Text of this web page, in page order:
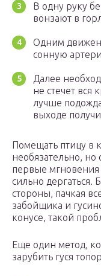
В одну руку
вонзают в
Одним
сонную
Далее
не стечет вся
лучше
выходе
Помещать птицу в
необязательно, но
первые мгновения
сильно дергаться.
стороны, пачкая
забойщика и
конусе, такой
Еще один метод,
зарубить гуся